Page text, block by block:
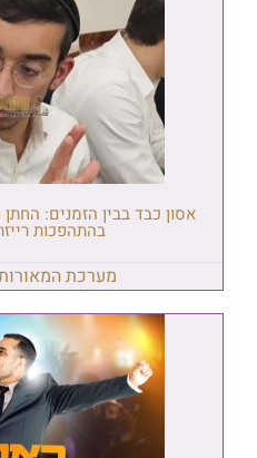
אסון כבד בבין הזמנים:
בהתהפכות
מערכת